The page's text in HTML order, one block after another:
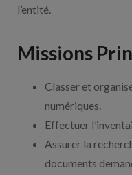
l’entité.
Missions
Classer et
numériques.
Effectuer
Assurer la
documents